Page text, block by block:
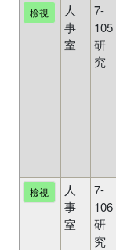
檢視
人
事
室
7-
105
研
究
檢視
人
事
室
7-
106
研
究